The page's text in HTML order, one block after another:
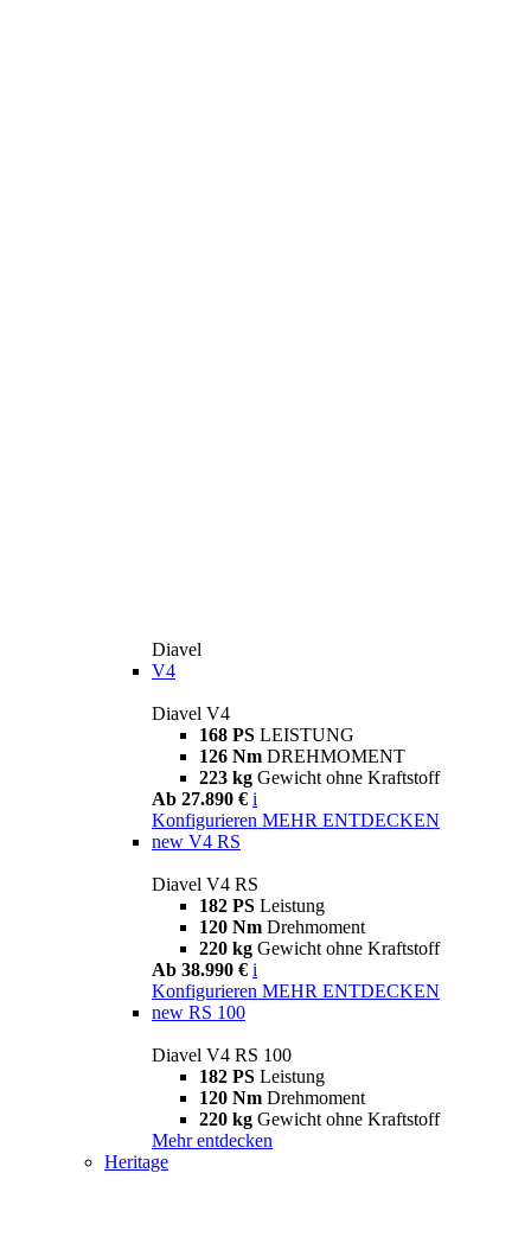
Diavel
V4
Diavel V4
168 PS LEISTUNG
126 Nm DREHMOMENT
223 kg Gewicht ohne Kraftstoff
Ab 27.890 € i
Konfigurieren MEHR ENTDECKEN
new V4 RS
Diavel V4 RS
182 PS Leistung
120 Nm Drehmoment
220 kg Gewicht ohne Kraftstoff
Ab 38.990 € i
Konfigurieren MEHR ENTDECKEN
new RS 100
Diavel V4 RS 100
182 PS Leistung
120 Nm Drehmoment
220 kg Gewicht ohne Kraftstoff
Mehr entdecken
Heritage